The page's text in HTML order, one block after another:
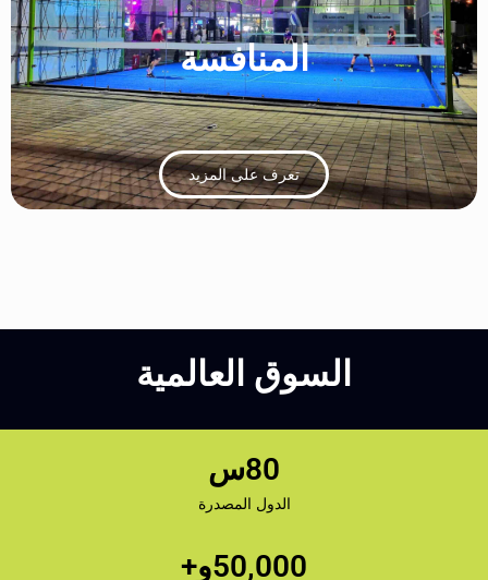
المنافسة
تعرف على المزيد
السوق العالمية
الدول المصدرة
80س
50,000و+